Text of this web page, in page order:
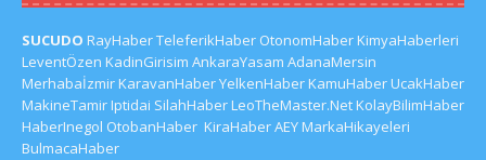
SUCUDO RayHaberTeleferikHaber OtonomHaberKimyaHaberleri
LeventÖzen KadinGirisim AnkaraYasam AdanaMersin
MerhabaİzmirKaravanHaberYelkenHaberKamuHaberUcakHaber
MakineTamirIptidai SilahHaberLeoTheMaster.NetKolayBilimHaber
HaberInegol OtobanHaber KiraHaberAEYMarkaHikayeleri
BulmacaHaber